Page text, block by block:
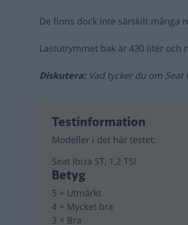
De finns dock inte särskilt många
Lastutrymmet bak är 430 liter och
Diskutera: Vad tycker du om Seat
Testinformation
Modeller i det här testet:
Seat Ibiza ST, 1,2 TSI
Betyg
5 = Utmärkt
4 = Mycket bra
3 = Bra